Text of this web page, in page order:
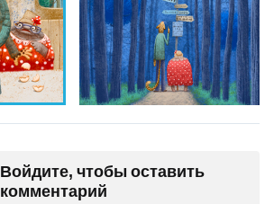
Войдите, чтобы оставить
комментарий